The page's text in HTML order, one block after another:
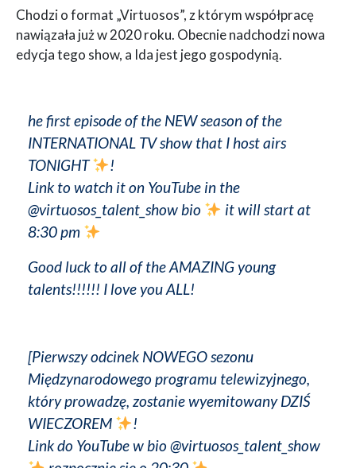
Chodzi o format „Virtuosos”, z którym współpracę
nawiązała już w 2020 roku. Obecnie nadchodzi nowa
edycja tego show, a Ida jest jego gospodynią.
he first episode of the NEW season of the
INTERNATIONAL TV show that I host airs
TONIGHT
!
Link to watch it on YouTube in the
@virtuosos_talent_show bio
it will start at
8:30 pm
Good luck to all of the AMAZING young
talents!!!!!! I love you ALL!
[Pierwszy odcinek NOWEGO sezonu
Międzynarodowego programu telewizyjnego,
który prowadzę, zostanie wyemitowany DZIŚ
WIECZOREM
!
Link do YouTube w bio @virtuosos_talent_show